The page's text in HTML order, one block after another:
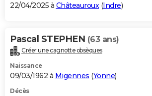
BONS PLANS
Carte de Noël
Carte Bonne année
Carte Saint-Valentin
Carte Pâques
Carte d'anniversaire
DICTIONNAIRE
Dictionnaire
Biographies
Citations
Expressions
Proverbes
PROGRAMME TV
22/04/2025 à Châteauroux(Indre)
Pascal STEPHEN (63 ans)
Créer une cagnotte obsèques
Naissance
09/03/1962 à Migennes (Yonne)
Décès